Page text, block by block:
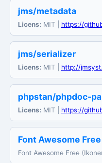
jms/metadata
Licens: MIT | https://
jms/serializer
Licens: MIT | http://
phpstan/phpdoc-
Licens: MIT | https://
Font Awesome Free
Font Awesome Free